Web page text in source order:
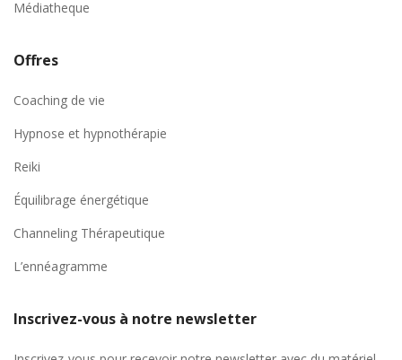
Médiatheque
Offres
Coaching de vie
Hypnose et hypnothérapie
Reiki
Équilibrage énergétique
Channeling Thérapeutique
L’ennéagramme
Inscrivez-vous à notre newsletter